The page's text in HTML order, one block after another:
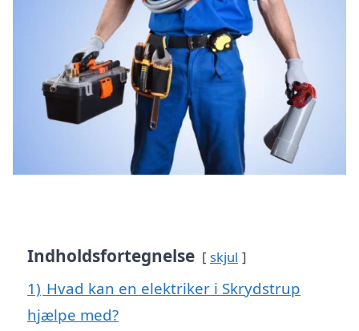
Indholdsfortegnelse skjul
1) Hvad kan en elektriker i Skrydstrup
hjælpe med?